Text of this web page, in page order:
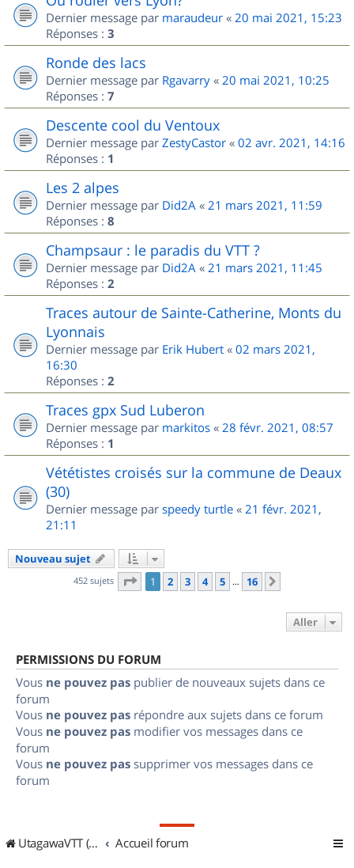
Dernier message par maraudeur « 20 mai 2021, 15:23
Réponses : 3
Ronde des lacs
Dernier message par Rgavarry « 20 mai 2021, 10:25
Réponses : 7
Descente cool du Ventoux
Dernier message par ZestyCastor « 02 avr. 2021, 14:16
Réponses : 1
Les 2 alpes
Dernier message par Did2A « 21 mars 2021, 11:59
Réponses : 8
Champsaur : le paradis du VTT ?
Dernier message par Did2A « 21 mars 2021, 11:45
Réponses : 2
Traces autour de Sainte-Catherine, Monts du
Lyonnais
Dernier message par Erik Hubert « 02 mars 2021,
16:30
Réponses : 2
Traces gpx Sud Luberon
Dernier message par markitos « 28 févr. 2021, 08:57
Réponses : 1
Vététistes croisés sur la commune de Deaux
(30)
Dernier message par speedy turtle « 21 févr. 2021,
21:11
Nouveau sujet
452 sujets Page 1sur
1 2 3 4 5 … 16
Aller
PERMISSIONS DU FORUM
Vous ne pouvez pas publier de nouveaux sujets dans ce
forum
Vous ne pouvez pas répondre aux sujets dans ce forum
Vous ne pouvez pas modifier vos messages dans ce
forum
Vous ne pouvez pas supprimer vos messages dans ce
forum
UtagawaVTT (Randos VTT et VTTAE avec traces GPS) Accueil forum